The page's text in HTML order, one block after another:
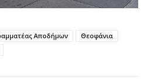
Αποδήμων
Θεοφάνια